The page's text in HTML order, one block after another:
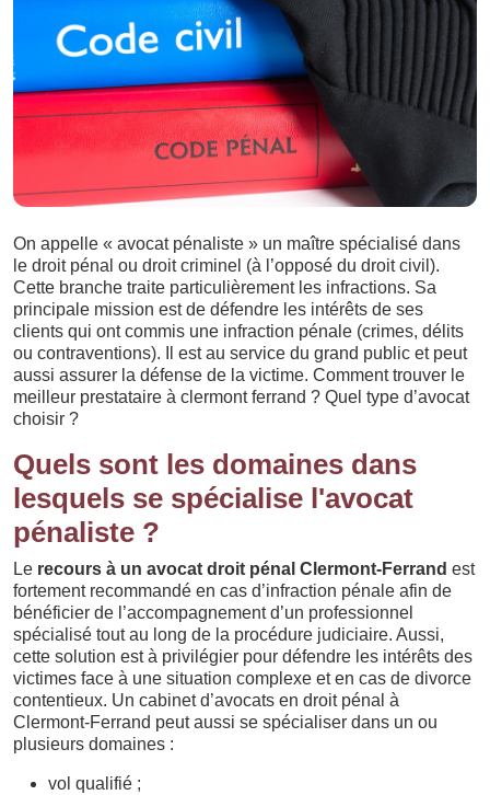
On appelle « avocat pénaliste » un maître spécialisé dans
le droit pénal ou droit criminel (à l’opposé du droit civil).
Cette branche traite particulièrement les infractions. Sa
principale mission est de défendre les intérêts de ses
clients qui ont commis une infraction pénale (crimes, délits
ou contraventions). Il est au service du grand public et peut
aussi assurer la défense de la victime. Comment trouver le
meilleur prestataire à clermont ferrand ? Quel type d’avocat
choisir ?
Quels sont les domaines dans
lesquels se spécialise l'avocat
pénaliste ?
Le recours à un avocat droit pénal Clermont-Ferrand est
fortement recommandé en cas d’infraction pénale afin de
bénéficier de l’accompagnement d’un professionnel
spécialisé tout au long de la procédure judiciaire. Aussi,
cette solution est à privilégier pour défendre les intérêts des
victimes face à une situation complexe et en cas de divorce
contentieux. Un cabinet d’avocats en droit pénal à
Clermont-Ferrand peut aussi se spécialiser dans un ou
plusieurs domaines :
vol qualifié ;